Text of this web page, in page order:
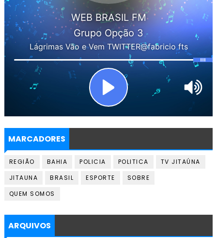
MARCADORES
REGIÃO BAHIA POLICIA POLITICA
TV JITAÚNA
JITAUNA
BRASIL ESPORTE
SOBRE
QUEM SOMOS
ARQUIVOS